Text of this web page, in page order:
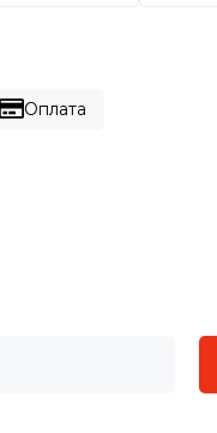
Оплата